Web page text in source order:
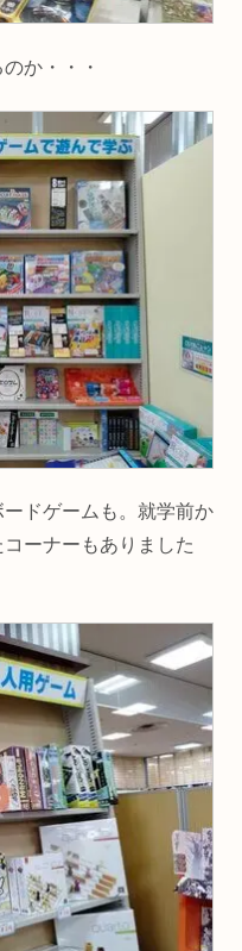
か・・・
ドゲームも。就学前か
ーナーもありました